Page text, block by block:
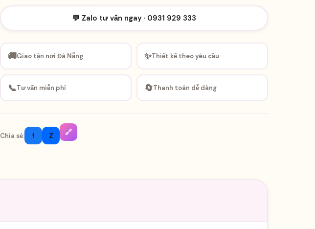
💬 Zalo tư vấn ngay · 0931 929 333
🚚Giao tận nơi Đà Nẵng ✨Thiết kế theo yêu cầu
📞Tư vấn miễn phí 🔄Thanh toán dễ dàng
Chia sẻ: f Z 🔗